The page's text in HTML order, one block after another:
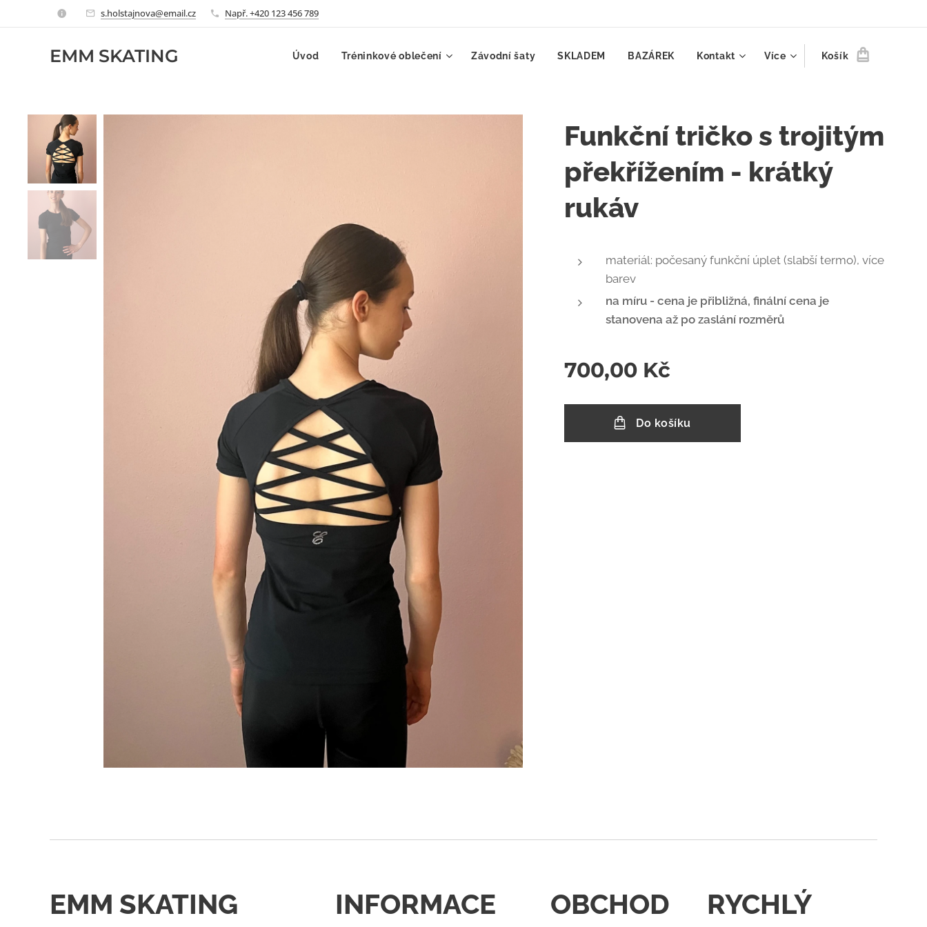
s.holstajnova@email.cz Např. +420 123 456 789
EMM SKATING Úvod Tréninkové oblečení Závodní šaty SKLADEM BAZÁREK Kontakt Více Košík
Funkční tričko s trojitým
překřížením - krátký
rukáv
materiál: počesaný funkční úplet (slabší termo), více
barev
na míru - cena je přibližná, finální cena je
stanovena až po zaslání rozměrů
700,00 Kč
Do košíku
EMM SKATING INFORMACE OBCHOD
RYCHLÝ